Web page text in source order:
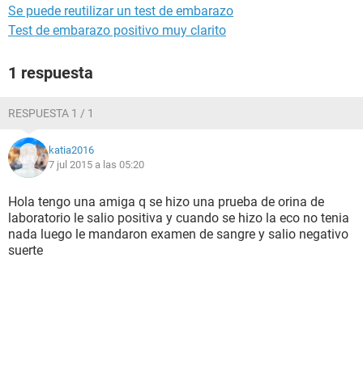
Se puede reutilizar un test de embarazo
Test de embarazo positivo muy clarito
1 respuesta
RESPUESTA 1 / 1
katia2016
7 jul 2015 a las 05:20
Hola tengo una amiga q se hizo una prueba de orina de
laboratorio le salio positiva y cuando se hizo la eco no tenia
nada luego le mandaron examen de sangre y salio negativo
suerte